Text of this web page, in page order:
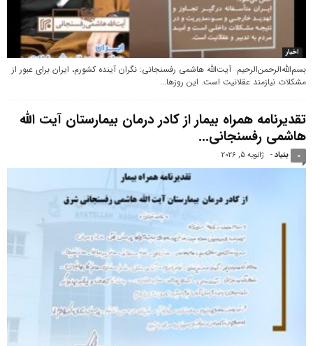
اخبار
بسم‌الله‌الرحمن‌الرحیم آیت‌الله هاشمی رفسنجانی: نگران آینده کشورم، ایران برای عبور از
مشکلات نیازمند عقلانیت است. این روزها...
تقدیرنامه همراه بیمار از کادر درمان بیمارستان آیت الله
هاشمی رفسنجانی...
بنیاد- ژانویه 5, 2026 0